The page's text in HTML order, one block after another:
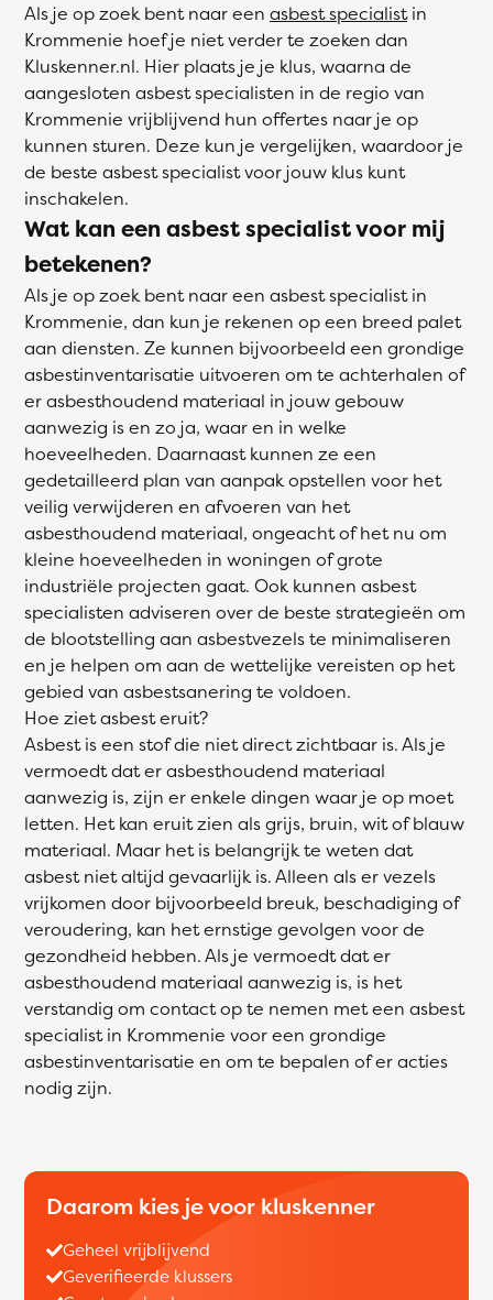
Als je op zoek bent naar een asbest specialistin
Krommenie hoef je niet verder te zoeken dan
Kluskenner.nl. Hier plaats je je klus, waarna de
aangesloten asbest specialisten in de regio van
Krommenie vrijblijvend hun offertes naar je op
kunnen sturen. Deze kun je vergelijken, waardoor je
de beste asbest specialist voor jouw klus kunt
inschakelen.
Wat kan een asbest specialist voor mij
betekenen?
Als je op zoek bent naar een asbest specialist in
Krommenie, dan kun je rekenen op een breed palet
aan diensten. Ze kunnen bijvoorbeeld een grondige
asbestinventarisatie uitvoeren om te achterhalen of
er asbesthoudend materiaal in jouw gebouw
aanwezig is en zo ja, waar en in welke
hoeveelheden. Daarnaast kunnen ze een
gedetailleerd plan van aanpak opstellen voor het
veilig verwijderen en afvoeren van het
asbesthoudend materiaal, ongeacht of het nu om
kleine hoeveelheden in woningen of grote
industriële projecten gaat. Ook kunnen asbest
specialisten adviseren over de beste strategieën om
de blootstelling aan asbestvezels te minimaliseren
en je helpen om aan de wettelijke vereisten op het
gebied van asbestsanering te voldoen.
Hoe ziet asbest eruit?
Asbest is een stof die niet direct zichtbaar is. Als je
vermoedt dat er asbesthoudend materiaal
aanwezig is, zijn er enkele dingen waar je op moet
letten. Het kan eruit zien als grijs, bruin, wit of blauw
materiaal. Maar het is belangrijk te weten dat
asbest niet altijd gevaarlijk is. Alleen als er vezels
vrijkomen door bijvoorbeeld breuk, beschadiging of
veroudering, kan het ernstige gevolgen voor de
gezondheid hebben. Als je vermoedt dat er
asbesthoudend materiaal aanwezig is, is het
verstandig om contact op te nemen met een asbest
specialist in Krommenie voor een grondige
asbestinventarisatie en om te bepalen of er acties
nodig zijn.
Daarom kies je voor kluskenner
Geheel vrijblijvend
Geverifieerde klussers